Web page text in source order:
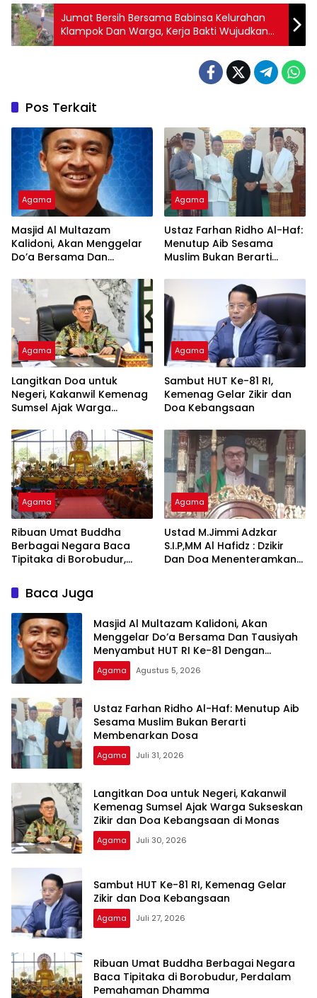
Jumat Bersih Bersama Babinsa Kelurahan
Klampok Dan Warga, Kerja Bakti Wujudkan
Lingkungan Bersih Dan Sehat
Pos Terkait
Agama
Masjid Al Multazam
Kalidoni, Akan Menggelar
Do’a Bersama Dan
RI Ke-81 Dengan
Pembicara Ustadz Qoim
Nur’aini M.Pd
Agama
Ustaz Farhan Ridho Al-Haf:
Menutup Aib Sesama
Muslim Bukan Berarti
Agama
Langitkan Doa untuk
Negeri, Kakanwil Kemenag
Sumsel Ajak Warga
Kebangsaan di Monas
Agama
Sambut HUT Ke-81 RI,
Kemenag Gelar Zikir dan
Doa Kebangsaan
Agama
Ribuan Umat Buddha
Berbagai Negara Baca
Tipitaka di Borobudur,
Dhamma
Agama
Ustad M.Jimmi Adzkar
S.I.P,MM Al Hafidz : Dzikir
Dan Doa Menenteramkan
Baca Juga
Masjid Al Multazam Kalidoni, Akan
Menggelar Do’a Bersama Dan Tausiyah
Menyambut HUT RI Ke-81 Dengan
Pembicara Ustadz Qoim Nur’aini M.Pd
Agama Agustus 5, 2026
Ustaz Farhan Ridho Al-Haf: Menutup Aib
Sesama Muslim Bukan Berarti
Membenarkan Dosa
Agama Juli 31, 2026
Langitkan Doa untuk Negeri, Kakanwil
Kemenag Sumsel Ajak Warga Sukseskan
Zikir dan Doa Kebangsaan di Monas
Agama Juli 30, 2026
Sambut HUT Ke-81 RI, Kemenag Gelar
Zikir dan Doa Kebangsaan
Agama Juli 27, 2026
Ribuan Umat Buddha Berbagai Negara
Baca Tipitaka di Borobudur, Perdalam
Pemahaman Dhamma